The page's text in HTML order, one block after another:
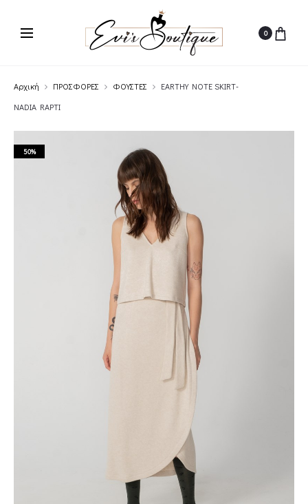
0
Αρχική ΠΡΟΣΦΟΡΕΣ ΦΟΥΣΤΕΣ
EARTHY NOTE SKIRT-
NADIA RAPTI
50%